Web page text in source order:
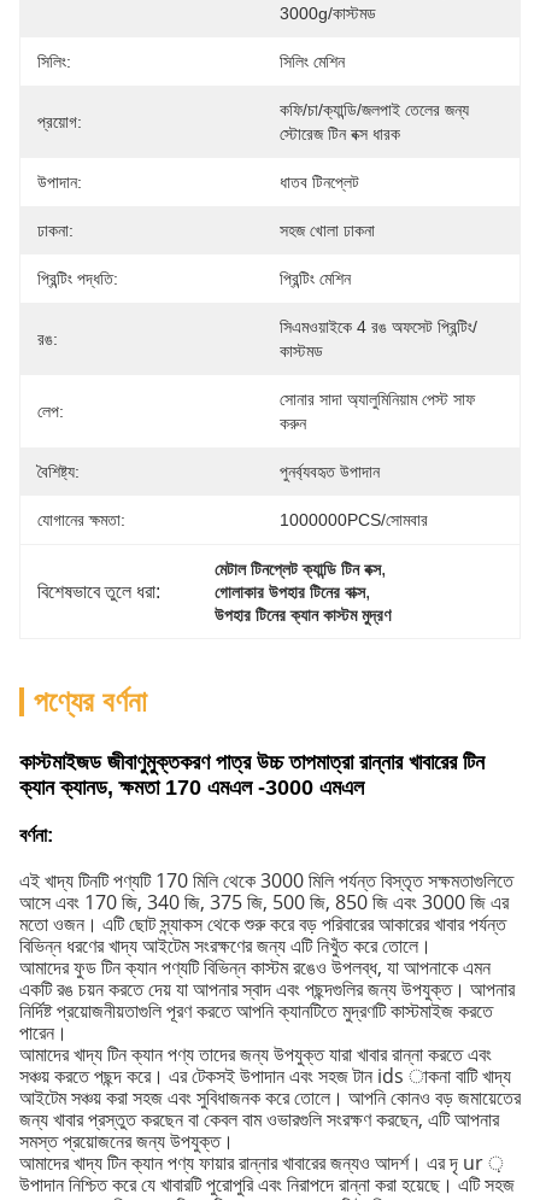
3000g/কাস্টমড
সিলিং: সিলিং মেশিন
প্রয়োগ:
কফি/চা/ক্যান্ডি/জলপাই তেলের জন্য
স্টোরেজ টিন বক্স ধারক
উপাদান: ধাতব টিনপ্লেট
ঢাকনা: সহজ খোলা ঢাকনা
প্রিন্টিং পদ্ধতি: প্রিন্টিং মেশিন
রঙ:
সিএমওয়াইকে 4 রঙ অফসেট প্রিন্টিং/
কাস্টমড
লেপ:
সোনার সাদা অ্যালুমিনিয়াম পেস্ট সাফ
করুন
বৈশিষ্ট্য: পুনর্ব্যবহৃত উপাদান
যোগানের ক্ষমতা: 1000000PCS/সোমবার
বিশেষভাবে তুলে ধরা:
মেটাল টিনপ্লেট ক্যান্ডি টিন বক্স,
গোলাকার উপহার টিনের বাক্স,
উপহার টিনের ক্যান কাস্টম মুদ্রণ
পণ্যের বর্ণনা
কাস্টমাইজড জীবাণুমুক্তকরণ পাত্র উচ্চ তাপমাত্রা রান্নার খাবারের টিন
ক্যান ক্যানড, ক্ষমতা 170 এমএল -3000 এমএল
বর্ণনা:
এই খাদ্য টিনটি পণ্যটি 170 মিলি থেকে 3000 মিলি পর্যন্ত বিস্তৃত সক্ষমতাগুলিতে
আসে এবং 170 জি, 340 জি, 375 জি, 500 জি, 850 জি এবং 3000 জি এর
মতো ওজন। এটি ছোট স্ন্যাকস থেকে শুরু করে বড় পরিবারের আকারের খাবার পর্যন্ত
বিভিন্ন ধরণের খাদ্য আইটেম সংরক্ষণের জন্য এটি নিখুঁত করে তোলে।
আমাদের ফুড টিন ক্যান পণ্যটি বিভিন্ন কাস্টম রঙেও উপলব্ধ, যা আপনাকে এমন
একটি রঙ চয়ন করতে দেয় যা আপনার স্বাদ এবং পছন্দগুলির জন্য উপযুক্ত। আপনার
নির্দিষ্ট প্রয়োজনীয়তাগুলি পূরণ করতে আপনি ক্যানটিতে মুদ্রণটি কাস্টমাইজ করতে
পারেন।
আমাদের খাদ্য টিন ক্যান পণ্য তাদের জন্য উপযুক্ত যারা খাবার রান্না করতে এবং
সঞ্চয় করতে পছন্দ করে। এর টেকসই উপাদান এবং সহজ টান ids াকনা বাটি খাদ্য
আইটেম সঞ্চয় করা সহজ এবং সুবিধাজনক করে তোলে। আপনি কোনও বড় জমায়েতের
জন্য খাবার প্রস্তুত করছেন বা কেবল বাম ওভারগুলি সংরক্ষণ করছেন, এটি আপনার
সমস্ত প্রয়োজনের জন্য উপযুক্ত।
আমাদের খাদ্য টিন ক্যান পণ্য ফায়ার রান্নার খাবারের জন্যও আদর্শ। এর দৃ ur ়
উপাদান নিশ্চিত করে যে খাবারটি পুরোপুরি এবং নিরাপদে রান্না করা হয়েছে। এটি সহজ